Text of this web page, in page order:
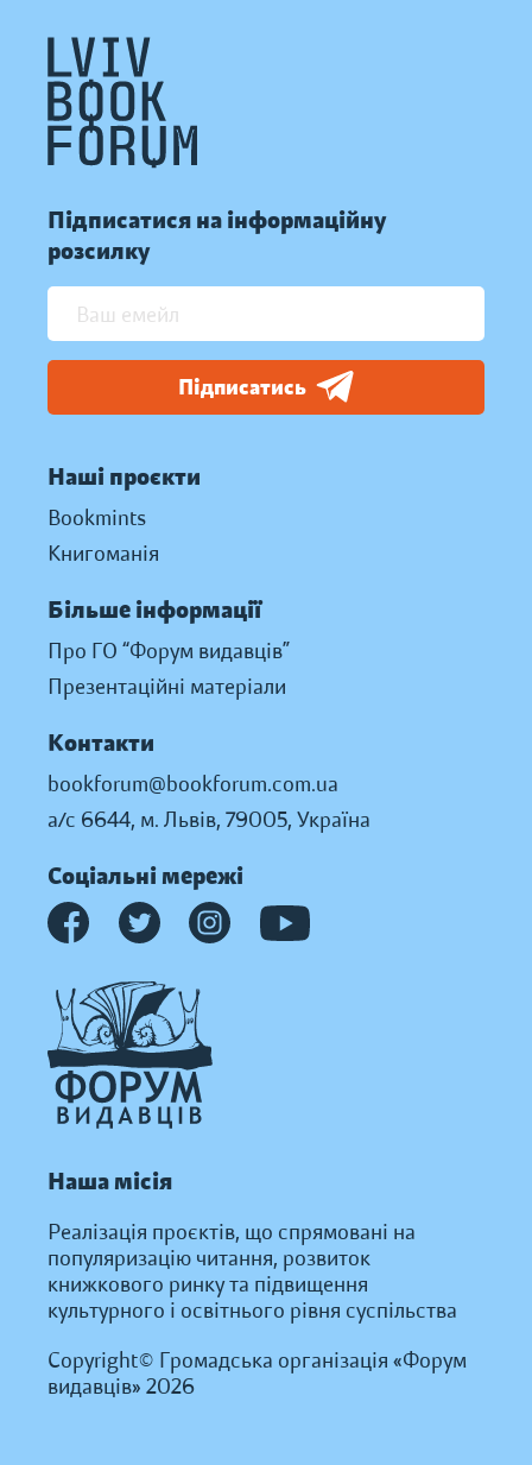
Підписатися на інформаційну
розсилку
Підписатись
Наші проєкти
Bookmints
Книгоманія
Більше інформації
Про ГО “Форум видавців”
Презентаційні матеріали
Контакти
bookforum@bookforum.com.ua
а/с 6644, м. Львів, 79005, Україна
Соціальні мережі
Наша місія
Реалізація проєктів, що спрямовані на
популяризацію читання, розвиток
книжкового ринку та підвищення
культурного і освітнього рівня суспільства
Copyright© Громадська організація «Форум
видавців» 2026